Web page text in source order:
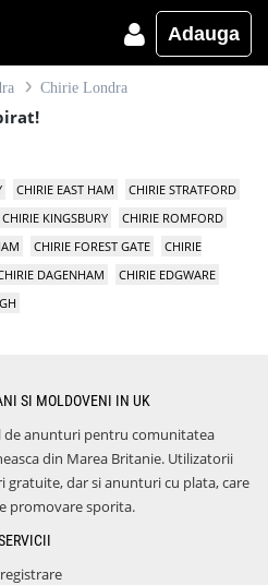
Adauga
Chirie Londra
CHIRIE EAST HAM
CHIRIE STRATFORD
CHIRIE KINGSBURY
CHIRIE ROMFORD
CHIRIE FOREST GATE
CHIRIE
DAGENHAM
CHIRIE EDGWARE
SI MOLDOVENI IN UK
de anunturi pentru comunitatea
din Marea Britanie. Utilizatorii
dar si anunturi cu plata, care
promovare sporita.